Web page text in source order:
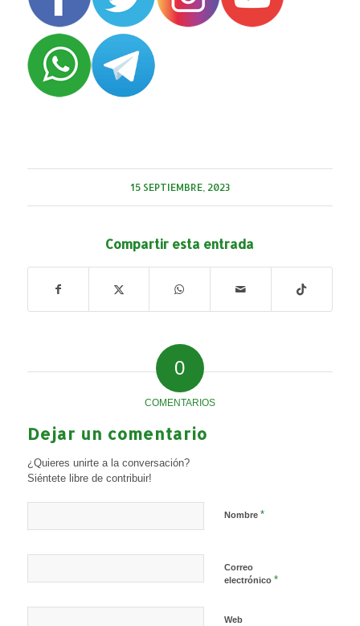
15 SEPTIEMBRE, 2023
Compartir esta entrada
0
COMENTARIOS
Dejar un comentario
¿Quieres unirte a la conversación?
Siéntete libre de contribuir!
Nombre *
Correo
electrónico *
Web